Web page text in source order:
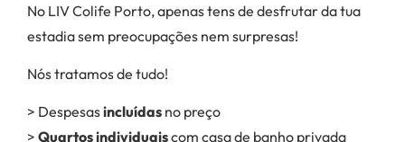
No LIV Colife Porto, apenas tens de desfrutar da tua
estadia sem preocupações nem surpresas!
Nós tratamos de tudo!
> Despesasincluídas no preço
> Quartos individuaiscom casa de banho privada